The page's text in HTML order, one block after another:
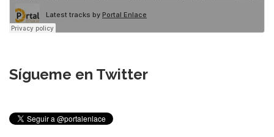
Sígueme en Twitter